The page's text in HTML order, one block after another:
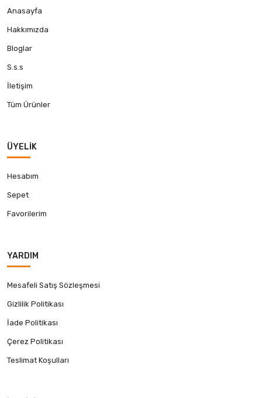
Anasayfa
Hakkımızda
Bloglar
S.s.s
İletişim
Tüm Ürünler
ÜYELIK
Hesabım
Sepet
Favorilerim
YARDIM
Mesafeli Satış Sözleşmesi
Gizlilik Politikası
İade Politikası
Çerez Politikası
Teslimat Koşulları